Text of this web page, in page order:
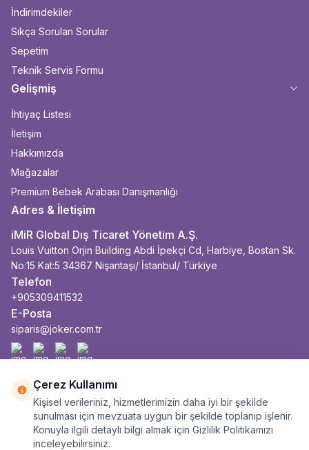
İndirimdekiler
Sıkça Sorulan Sorular
Sepetim
Teknik Servis Formu
Gelişmiş
İhtiyaç Listesi
İletişim
Hakkımızda
Mağazalar
Premium Bebek Arabası Danışmanlığı
Adres & İletişim
iMiR Global Dış Ticaret Yönetim A.Ş.
Louis Vuitton Orjin Building Abdi İpekçi Cd, Harbiye, Bostan Sk.
No:15 Kat:5 34367 Nişantaşı/ İstanbul/ Türkiye
Telefon
+905309411532
E-Posta
siparis@joker.com.tr
Facebook
İnstagram
YoutubeLinkedin
Çerez Kullanımı
Kişisel verileriniz, hizmetlerimizin daha iyi bir şekilde
sunulması için mevzuata uygun bir şekilde toplanıp işlenir.
Konuyla ilgili detaylı bilgi almak için Gizlilik Politikamızı
inceleyebilirsiniz.